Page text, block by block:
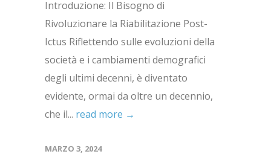
Introduzione: Il Bisogno di
Rivoluzionare la Riabilitazione Post-
Ictus Riflettendo sulle evoluzioni della
società e i cambiamenti demografici
degli ultimi decenni, è diventato
evidente, ormai da oltre un decennio,
che il... read more →
MARZO 3, 2024